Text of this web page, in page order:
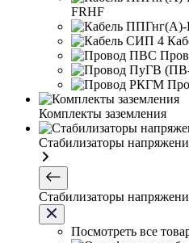
FRHF
Комплекты заземления
Стабилизаторы
Стабилизаторы
Посмотреть все